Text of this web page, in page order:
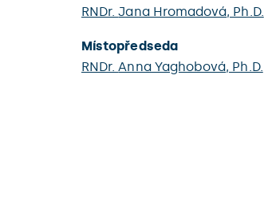
RNDr.Jana Hromadová, Ph.D.
Místopředseda
RNDr.Anna Yaghobová, Ph.D.